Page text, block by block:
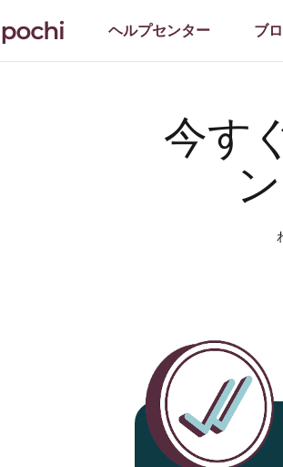
ヘルプセンター ブ
今す